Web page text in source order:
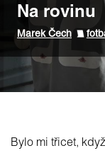
Na rovinu
Marek Čech
Bylo mi třicet,